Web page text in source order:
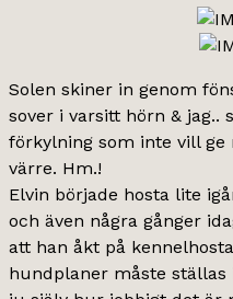
Solen skiner in genom
sover i varsitt hörn & jag..
förkylning som inte vill
värre. Hm.!
Elvin började hosta lite
och även några gånger
att han åkt på
hundplaner måste ställas